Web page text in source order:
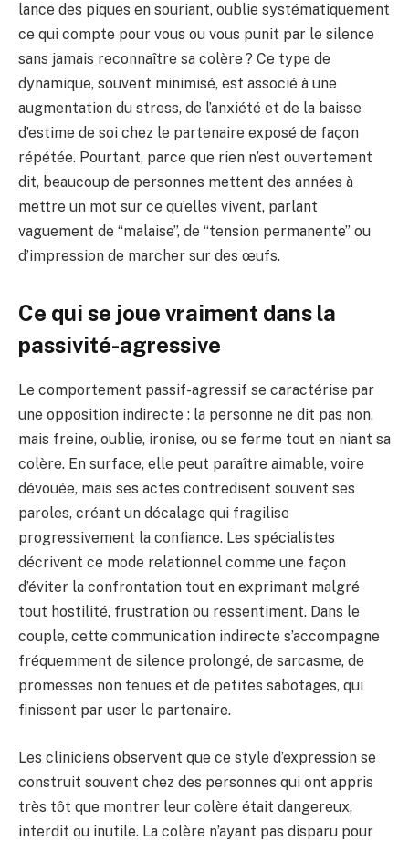
lance des piques en souriant, oublie systématiquement
ce qui compte pour vous ou vous punit par le silence
sans jamais reconnaître sa colère ? Ce type de
dynamique, souvent minimisé, est associé à une
augmentation du stress, de l’anxiété et de la baisse
d’estime de soi chez le partenaire exposé de façon
répétée. Pourtant, parce que rien n’est ouvertement
dit, beaucoup de personnes mettent des années à
mettre un mot sur ce qu’elles vivent, parlant
vaguement de “malaise”, de “tension permanente” ou
d’impression de marcher sur des œufs.
Ce qui se joue vraiment dans la
passivité-agressive
Le comportement passif-agressif se caractérise par
une opposition indirecte : la personne ne dit pas non,
mais freine, oublie, ironise, ou se ferme tout en niant sa
colère. En surface, elle peut paraître aimable, voire
dévouée, mais ses actes contredisent souvent ses
paroles, créant un décalage qui fragilise
progressivement la confiance. Les spécialistes
décrivent ce mode relationnel comme une façon
d’éviter la confrontation tout en exprimant malgré
tout hostilité, frustration ou ressentiment. Dans le
couple, cette communication indirecte s’accompagne
fréquemment de silence prolongé, de sarcasme, de
promesses non tenues et de petites sabotages, qui
finissent par user le partenaire.
Les cliniciens observent que ce style d’expression se
construit souvent chez des personnes qui ont appris
très tôt que montrer leur colère était dangereux,
interdit ou inutile. La colère n’ayant pas disparu pour